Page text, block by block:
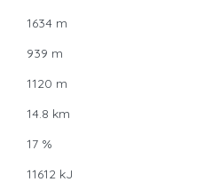
1634 m
939 m
1120 m
14.8 km
17 %
11612 kJ